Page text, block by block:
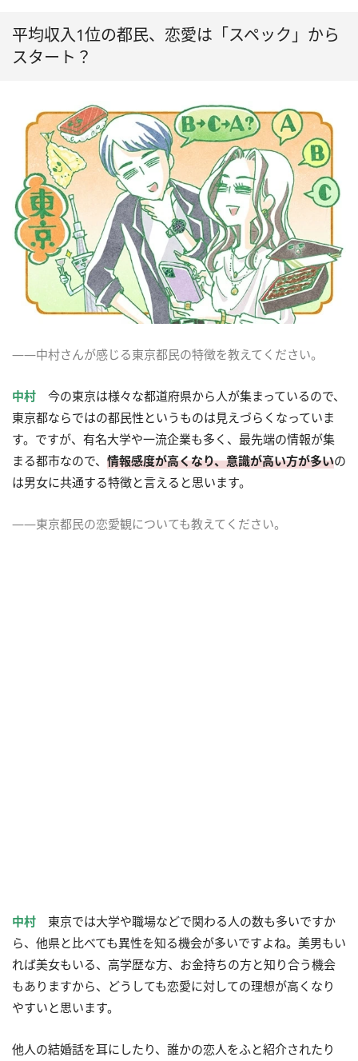
平均収入1位の都民、恋愛は「スペック」から
スタート？
――中村さんが感じる東京都民の特徴を教えてください。
中村 今の東京は様々な都道府県から人が集まっているので、
東京都ならではの都民性というものは見えづらくなっていま
す。ですが、有名大学や一流企業も多く、最先端の情報が集
まる都市なので、 情報感度が高くなり、意識が高い方が多いの
は男女に共通する特徴と言えると思います。
――東京都民の恋愛観についても教えてください。
中村 東京では大学や職場などで関わる人の数も多いですか
ら、他県と比べても異性を知る機会が多いですよね。美男もい
れば美女もいる、高学歴な方、お金持ちの方と知り合う機会
もありますから、どうしても恋愛に対しての理想が高くなり
やすいと思います。
他人の結婚話を耳にしたり、誰かの恋人をふと紹介されたり